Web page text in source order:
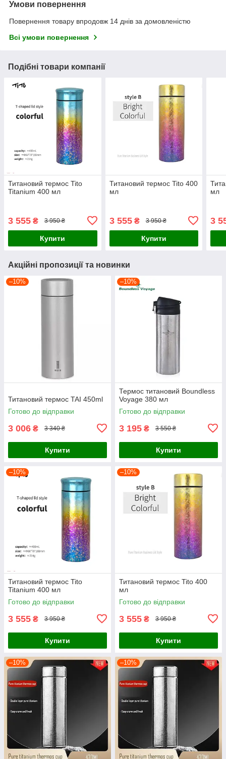
Умови повернення
Повернення товару впродовж 14 днів за домовленістю
Всі умови повернення
Подібні товари компанії
Титановий термос Tito
Titanium 400 мл
3 555 ₴ 3 950 ₴
Купити
Титановий термос Titо 400
мл
3 555₴ 3 950 ₴
Купити
мл
3
Акційні пропозиції та новинки
–10%
Титановий термос TAI 450ml
Готово до відправки
3 006 ₴ 3 340 ₴
Купити
–10%
Термос титановий Boundless
Voyage 380 мл
Готово до відправки
3 195 ₴ 3 550 ₴
Купити
–10%
Титановий термос Tito
Titanium 400 мл
Готово до відправки
3 555 ₴ 3 950 ₴
Купити
–10%
Титановий термос Titо 400
мл
Готово до відправки
3 555 ₴ 3 950 ₴
Купити
–10% –10%